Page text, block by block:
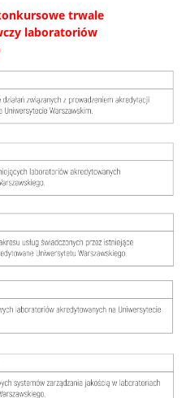
trwale
laboratoriów